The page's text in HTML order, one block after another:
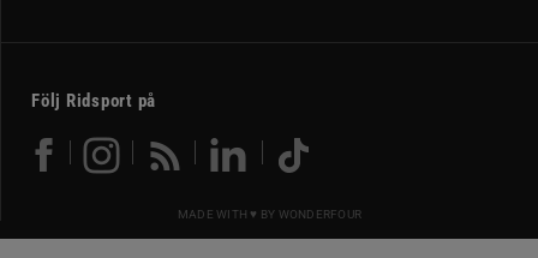
Följ Ridsport på
MADE WITH ♥ BY WONDERFOUR